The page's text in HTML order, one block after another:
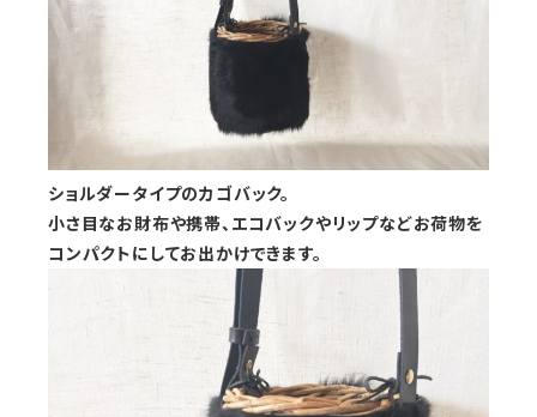
ショルダータイプのカゴバック。
小さ目なお財布や携帯、エコバックやリップなどお荷物を
コンパクトにしてお出かけできます。